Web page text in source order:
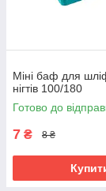
Міні баф для
нігтів 100/180
Готово до
7 ₴ 8 ₴